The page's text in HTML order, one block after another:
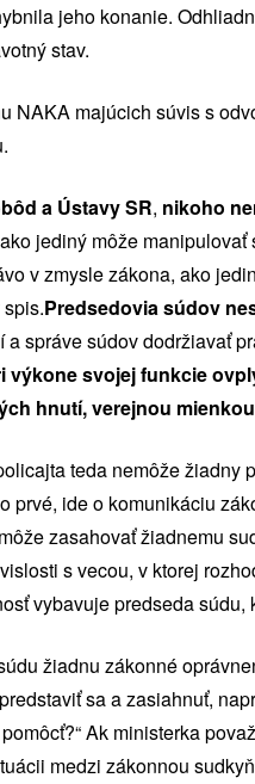
jeho konanie.
stav.
NAKA majúcich súvis s
a Ústavy SR, nikoho
jediný môže
v zmysle zákona, ako
Predsedovia súdov
správe súdov dodržiavať
výkone svojej funkcie
hnutí, verejnou
teda nemôže žiadny
prvé, ide o komunikáciu
zasahovať žiadnemu
s vecou, v ktorej
vybavuje predseda súdu,
žiadnu zákonné
sa a zasiahnuť,
Ak ministerka
medzi zákonnou